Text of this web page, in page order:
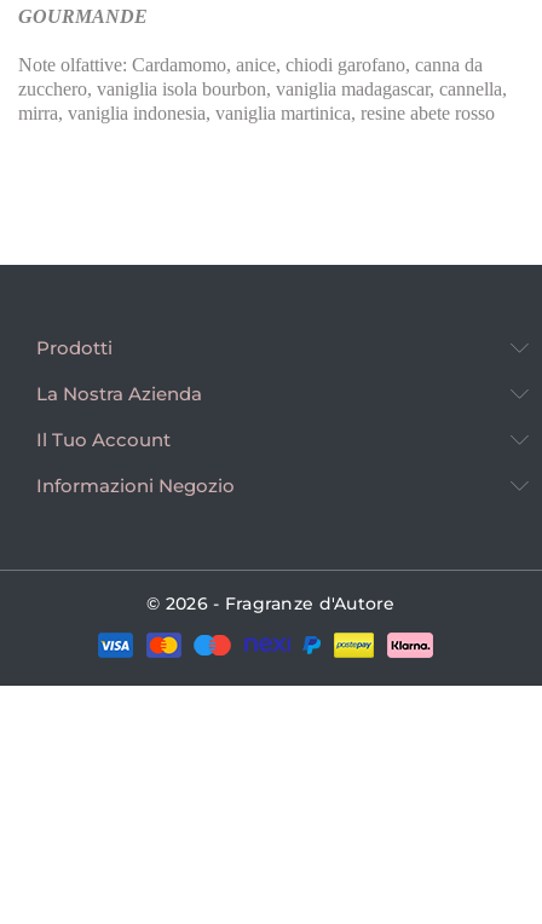
GOURMANDE
Note olfattive: Cardamomo, anice, chiodi garofano, canna da
zucchero, vaniglia isola bourbon, vaniglia madagascar, cannella,
mirra, vaniglia indonesia, vaniglia martinica, resine abete rosso
Prodotti
La Nostra Azienda
Il Tuo Account
Informazioni Negozio
© 2026 - Fragranze d'Autore